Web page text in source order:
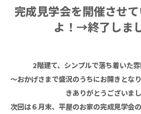
完成見学会を開催させ
よ！→終了しま
2階建て、シンプルで落ち着いた
～おかげさまで盛況のうちにお開きとな
きありがとうございま
次回は６月末、平屋のお家の完成見学会